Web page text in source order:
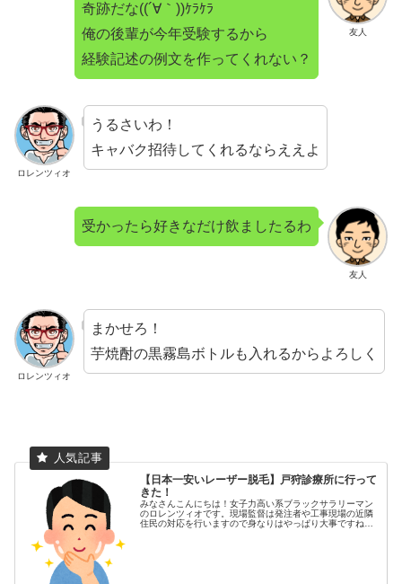
友人
奇跡だな((´∀｀))ｹﾗｹﾗ
俺の後輩が今年受験するから
経験記述の例文を作ってくれない？
ロレンツィオ
うるさいわ！
キャバク招待してくれるならええよ
友人
受かったら好きなだけ飲ましたるわ
ロレンツィオ
まかせろ！
芋焼酎の黒霧島ボトルも入れるからよろしく
【日本一安いレーザー脱毛】戸狩診療所に行って
きた！
みなさんこんにちは！女子力高い系ブラックサラリーマン
のロレンツィオです。現場監督は発注者や工事現場の近隣
住民の対応を行いますので身なりはやっぱり大事ですね。